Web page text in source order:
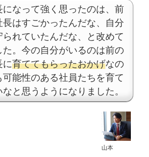
になって強く思ったのは、前
長はすごかったんだな、自分
られていたんだな、と改めて
た。今の自分がいるのは前の
に育ててもらったおかげなの
可能性のある社員たちを育て
と思うようになりました。
山本